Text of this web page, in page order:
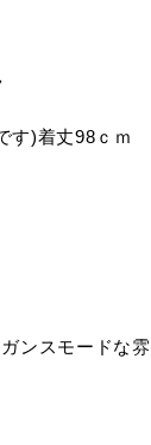
す)着丈98ｃｍ
ンスモードな